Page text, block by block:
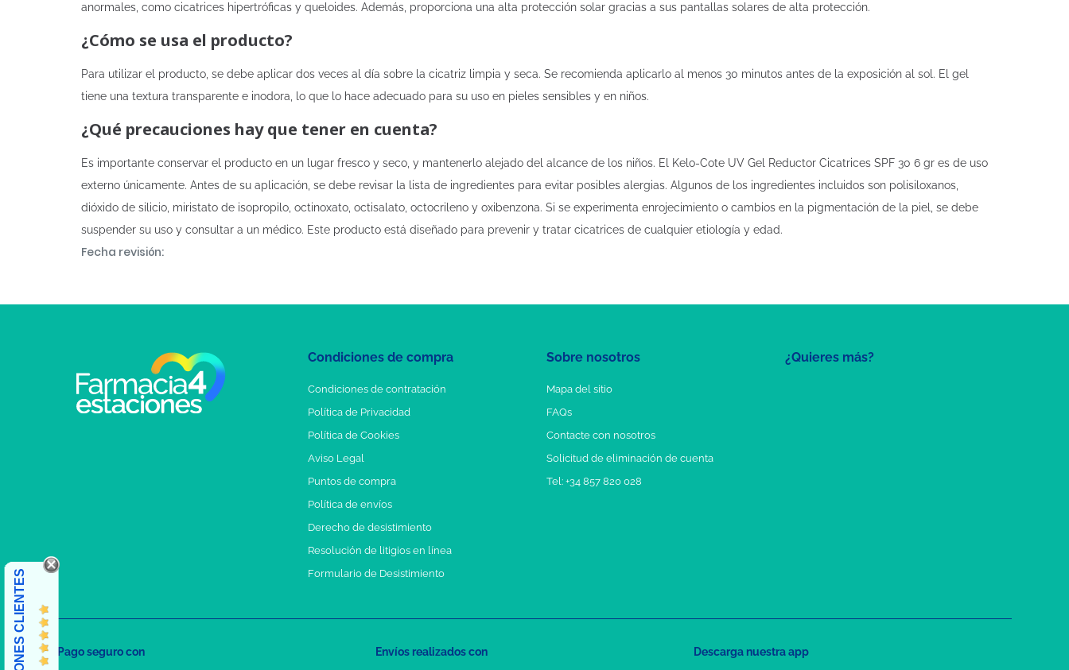
anormales, como cicatrices hipertróficas y queloides. Además, proporciona una alta protección solar gracias a sus pantallas solares de alta protección.
¿Cómo se usa el producto?
Para utilizar el producto, se debe aplicar dos veces al día sobre la cicatriz limpia y seca. Se recomienda aplicarlo al menos 30 minutos antes de la exposición al sol. El gel
tiene una textura transparente e inodora, lo que lo hace adecuado para su uso en pieles sensibles y en niños.
¿Qué precauciones hay que tener en cuenta?
Es importante conservar el producto en un lugar fresco y seco, y mantenerlo alejado del alcance de los niños. El Kelo-Cote UV Gel Reductor Cicatrices SPF 30 6 gr es de uso
externo únicamente. Antes de su aplicación, se debe revisar la lista de ingredientes para evitar posibles alergias. Algunos de los ingredientes incluidos son polisiloxanos,
dióxido de silicio, miristato de isopropilo, octinoxato, octisalato, octocrileno y oxibenzona. Si se experimenta enrojecimiento o cambios en la pigmentación de la piel, se debe
suspender su uso y consultar a un médico. Este producto está diseñado para prevenir y tratar cicatrices de cualquier etiología y edad.
Fecha revisión:
¿Quieres más?
Condiciones de compra
Condiciones de contratación
Política de Privacidad
Política de Cookies
Aviso Legal
Puntos de compra
Política de envíos
Derecho de desistimiento
Resolución de litigios en línea
Formulario de Desistimiento
Sobre nosotros
Mapa del sitio
FAQs
Contacte con nosotros
Solicitud de eliminación de cuenta
Tel: +34 857 820 028
OPINIONES CLIENTES Pago seguro con Envíos realizados con Descarga nuestra app